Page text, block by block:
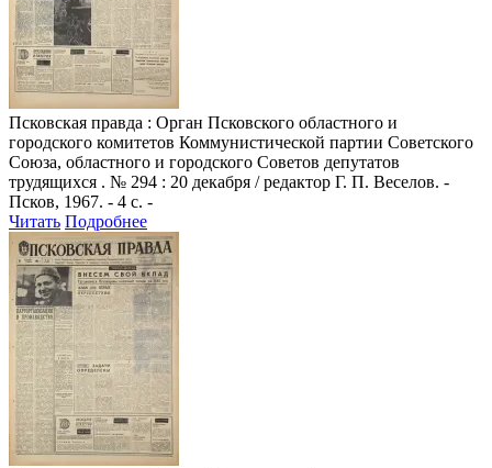
Псковская правда : Орган Псковского областного и
городского комитетов Коммунистической партии Советского
Союза, областного и городского Советов депутатов
трудящихся . № 294 : 20 декабря / редактор Г. П. Веселов. -
Псков, 1967. - 4 с. -
Читать Подробнее